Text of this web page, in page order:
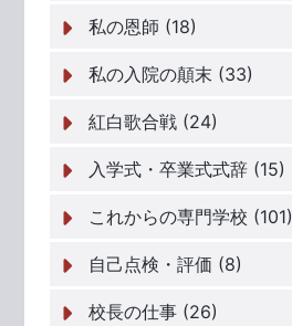
私の恩師 (18)
私の入院の顛末 (33)
紅白歌合戦 (24)
入学式・卒業式式辞 (15)
これからの専門学校 (101)
自己点検・評価 (8)
校長の仕事 (26)